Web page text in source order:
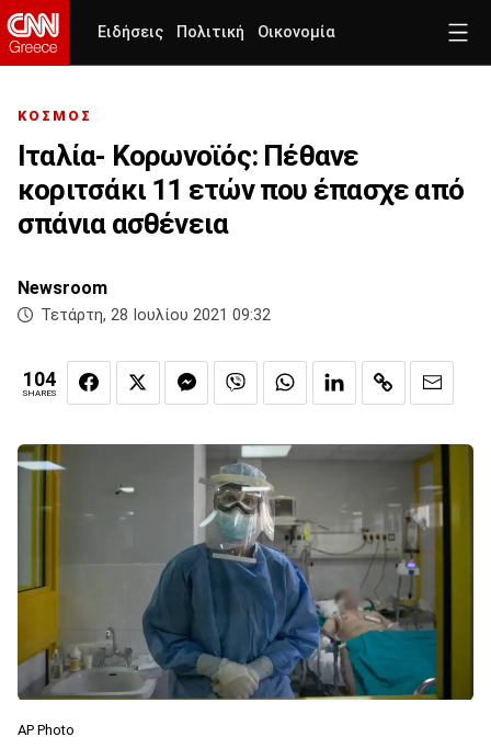
Ειδήσεις Πολιτική Οικονομία
ΚΟΣΜΟΣ
Ιταλία- Κορωνοϊός: Πέθανε
κοριτσάκι 11 ετών που έπασχε από
σπάνια ασθένεια
Newsroom
Τετάρτη, 28 Ιουλίου 2021 09:32
104
SHARES
AP Photo